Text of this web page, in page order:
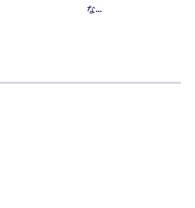
な...